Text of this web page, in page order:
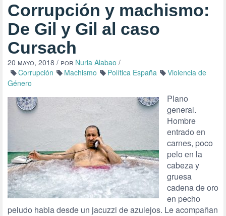
Corrupción y machismo:
De Gil y Gil al caso
Cursach
20 mayo, 2018 / por Nuria Alabao /
Corrupción
Machismo Política España
Violencia de
Género
Plano
general.
Hombre
entrado en
carnes, poco
pelo en la
cabeza y
gruesa
cadena de oro
en pecho
peludo habla desde un jacuzzi de azulejos. Le acompañan